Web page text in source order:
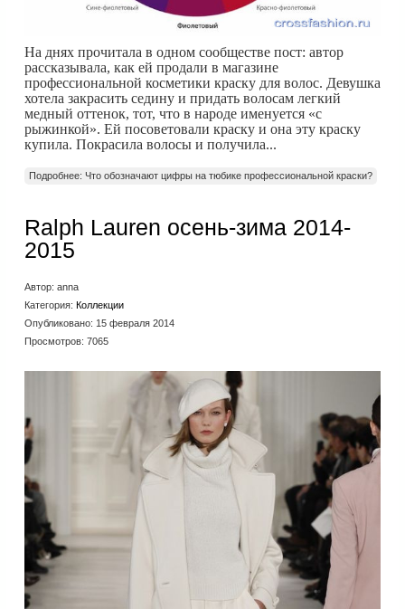
На днях прочитала в одном сообществе пост: автор
рассказывала, как ей продали в магазине
профессиональной косметики краску для волос. Девушка
хотела закрасить седину и придать волосам легкий
медный оттенок, тот, что в народе именуется «с
рыжинкой». Ей посоветовали краску и она эту краску
купила. Покрасила волосы и получила...
Подробнее: Что обозначают цифры на тюбике профессиональной краски?
Ralph Lauren осень-зима 2014-
2015
Автор: anna
Категория: Коллекции
Опубликовано: 15 февраля 2014
Просмотров: 7065